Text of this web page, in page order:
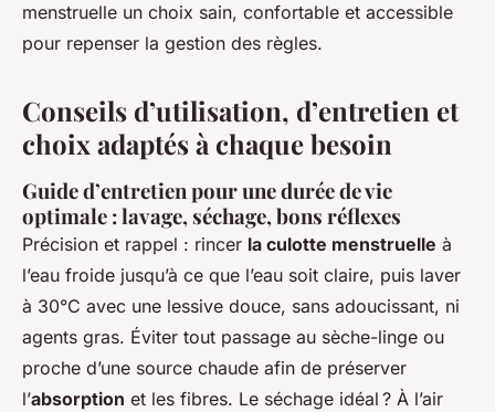
menstruelle un choix sain, confortable et accessible
pour repenser la gestion des règles.
Conseils d’utilisation, d’entretien et
choix adaptés à chaque besoin
Guide d’entretien pour une durée de vie
optimale : lavage, séchage, bons réflexes
Précision et rappel : rincer la culotte menstruelle à
l’eau froide jusqu’à ce que l’eau soit claire, puis laver
à 30°C avec une lessive douce, sans adoucissant, ni
agents gras. Éviter tout passage au sèche-linge ou
proche d’une source chaude afin de préserver
l’absorption et les fibres. Le séchage idéal ? À l’air